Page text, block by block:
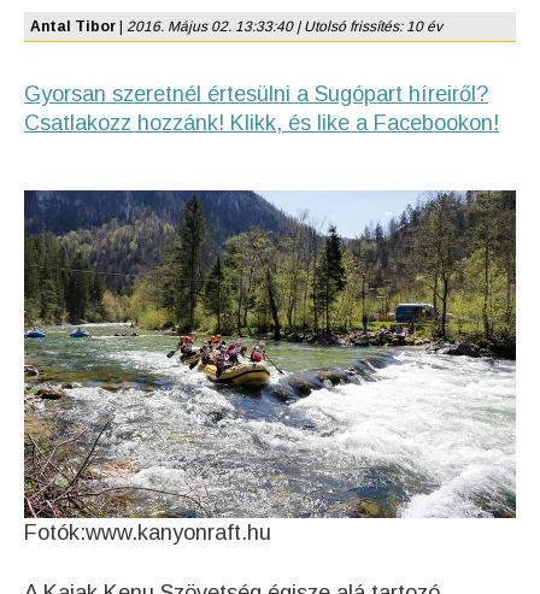
Antal Tibor 2016. Május 02. 13:33:40 | Utolsó frissítés: 10 év
Gyorsan szeretnél értesülni a Sugópart híreiről?
Csatlakozz hozzánk! Klikk, és like a Facebookon!
Fotók:www.kanyonraft.hu